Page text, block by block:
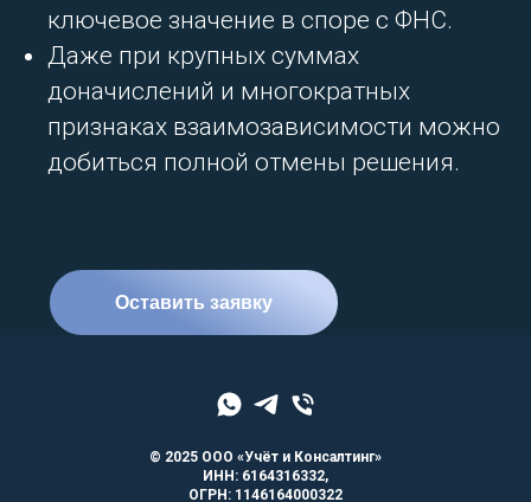
ключевое значение в споре с ФНС.
Даже при крупных суммах
доначислений и многократных
признаках взаимозависимости можно
добиться полной отмены решения.
Оставить заявку
© 2025 ООО «Учёт и Консалтинг»
ИНН: 6164316332,
ОГРН: 1146164000322